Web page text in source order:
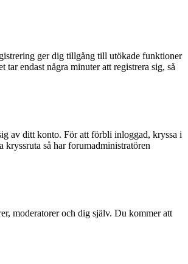
ger dig tillgång till utökade funktioner
endast några minuter att registrera sig, så
av ditt konto. För att förbli inloggad, kryssa i
kryssruta så har forumadministratören
moderatorer och dig själv. Du kommer att